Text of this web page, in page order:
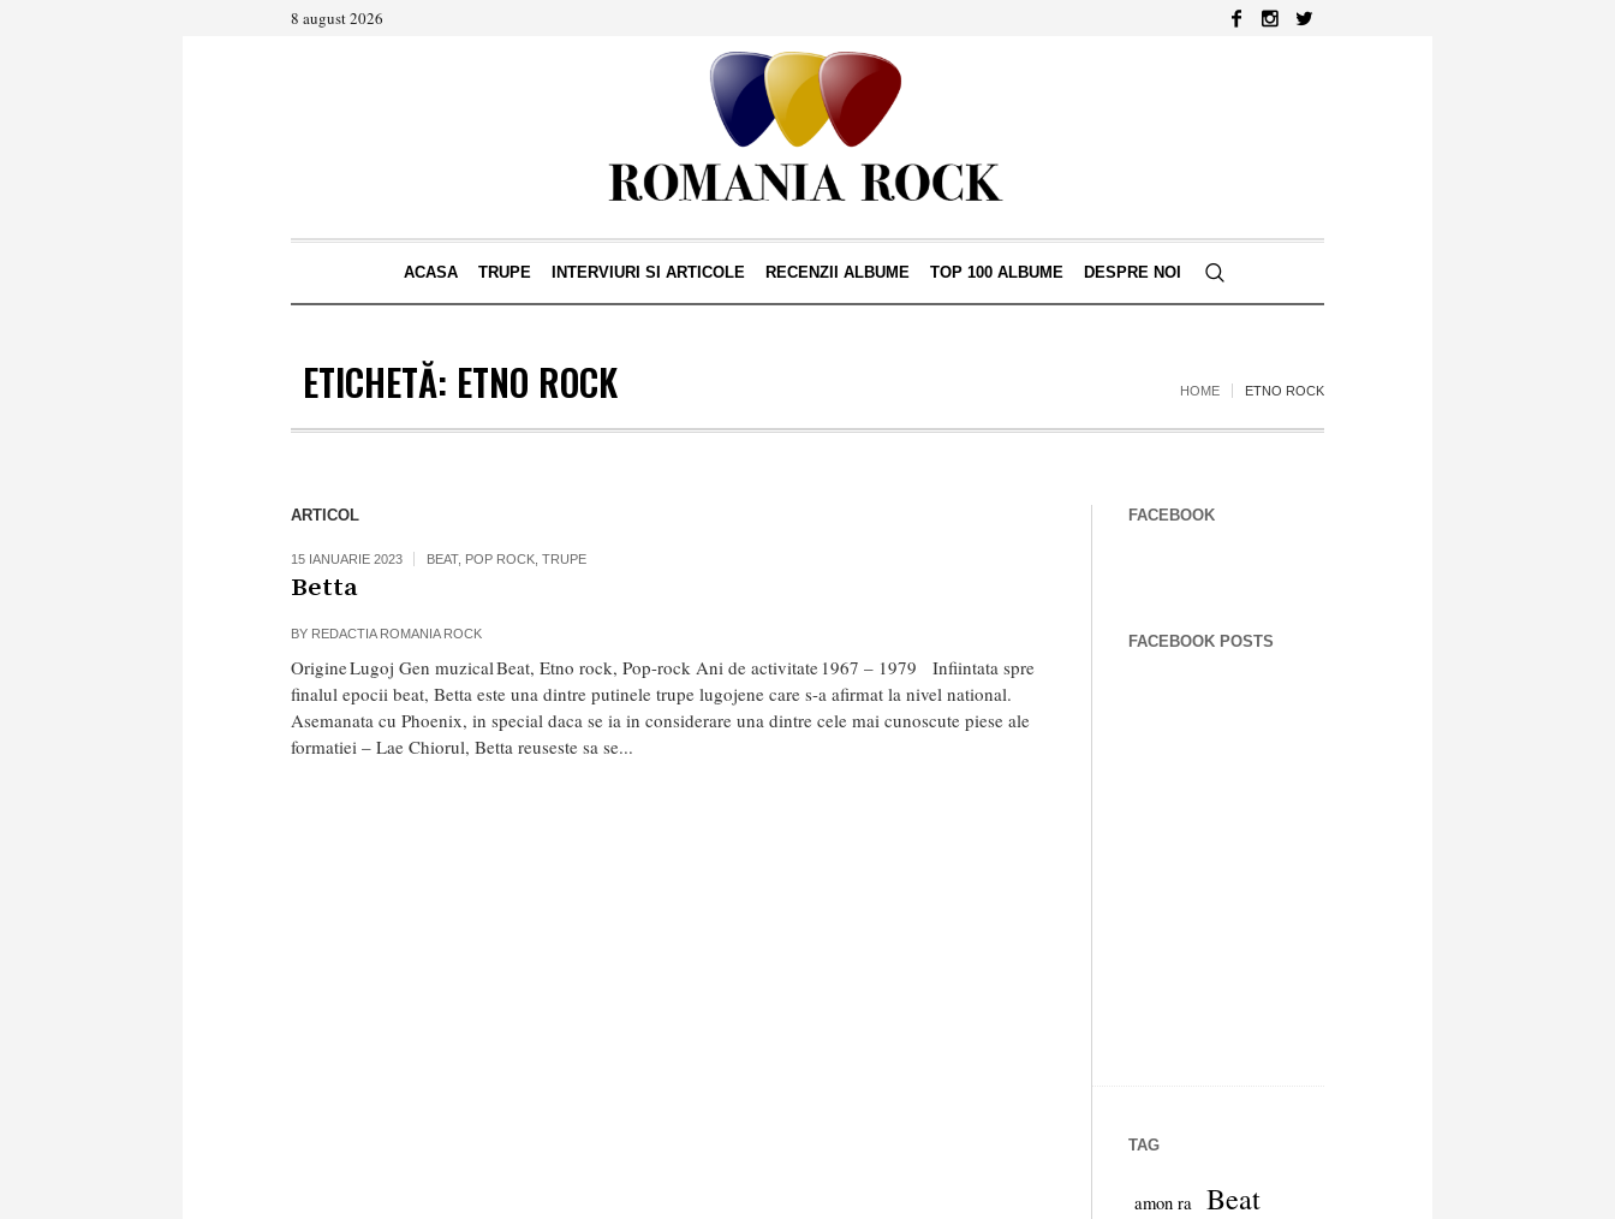
8 august 2026
ACASA TRUPE INTERVIURI SI ARTICOLE RECENZII ALBUME TOP 100 ALBUME DESPRE NOI
ETICHETĂ: ETNO ROCK HOME ETNO ROCK
ARTICOL
15 IANUARIE 2023 BEAT, POP ROCK TRUPE
Betta
BY REDACTIA ROMANIA ROCK
Origine Lugoj Gen muzical Beat, Etno rock, Pop-rock Ani de activitate 1967 – 1979 Infiintata spre
finalul epocii beat, Betta este una dintre putinele trupe lugojene care s-a afirmat la nivel national.
Asemanata cu Phoenix, in special daca se ia in considerare una dintre cele mai cunoscute piese ale
formatiei – Lae Chiorul, Betta reuseste sa se...
FACEBOOK
FACEBOOK POSTS
TAG
amon ra Beat